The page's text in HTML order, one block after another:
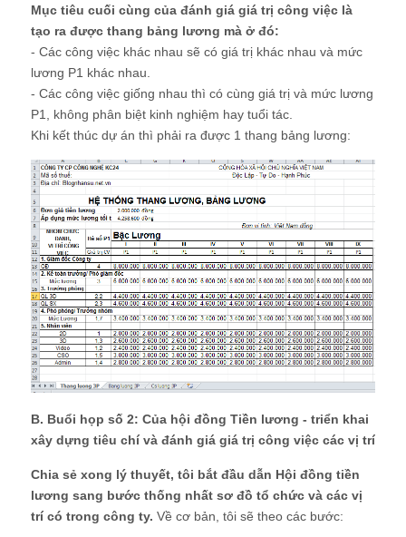
Mục tiêu cuối cùng của đánh giá giá trị công việc là
tạo ra được thang bảng lương mà ở đó:
- Các công việc khác nhau sẽ có giá trị khác nhau và mức
lương P1 khác nhau.
- Các công việc giống nhau thì có cùng giá trị và mức lương
P1, không phân biệt kinh nghiệm hay tuổi tác.
Khi kết thúc dự án thì phải ra được 1 thang bảng lương:
B. Buổi họp số 2: Của hội đồng Tiền lương - triển khai
xây dựng tiêu chí và đánh giá giá trị công việc các vị trí
Chia sẻ xong lý thuyết, tôi bắt đầu dẫn Hội đồng tiền
lương sang bước thống nhất sơ đồ tổ chức và các vị
trí có trong công ty. Về cơ bản, tôi sẽ theo các bước: